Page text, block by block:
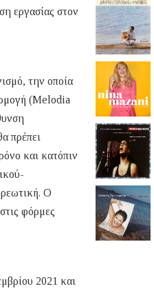
εργασίας στον
την οποία
(Melodia
πρέπει
και κατόπιν
Ο
φόρμες
2021 και